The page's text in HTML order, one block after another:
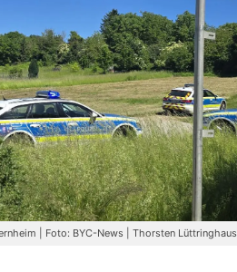
| Foto: BYC-News | Thorsten Lüttringhaus